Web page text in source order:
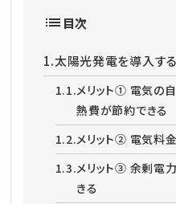
目次
1.太陽光発電を導入す
1.1.メリット① 電気の
熱費が節約できる
1.2.メリット② 電気料
1.3.メリット③ 余剰電
きる